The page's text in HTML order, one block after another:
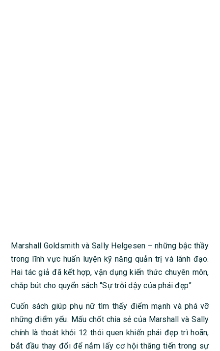
Marshall Goldsmith và Sally Helgesen – những bậc thầy
trong lĩnh vực huấn luyện kỹ năng quản trị và lãnh đạo.
Hai tác giả đã kết hợp, vận dụng kiến thức chuyên môn,
chắp bút cho quyển sách “Sự trỗi dậy của phái đẹp”
Cuốn sách giúp phụ nữ tìm thấy điểm mạnh và phá vỡ
những điểm yếu. Mấu chốt chia sẻ của Marshall và Sally
chính là thoát khỏi 12 thói quen khiến phái đẹp trì hoãn,
bắt đầu thay đổi để nắm lấy cơ hội thăng tiến trong sự